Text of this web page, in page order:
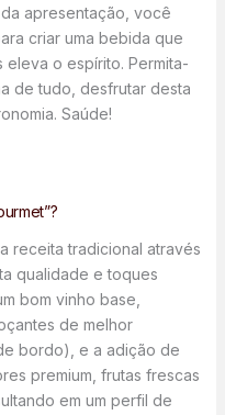
apresentação, você
criar uma bebida que
o espírito. Permita-
de tudo, desfrutar desta
Saúde!
receita tradicional através
qualidade e toques
bom vinho base,
de melhor
bordo), e a adição de
premium, frutas frescas
em um perfil de